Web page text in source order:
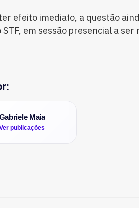
efeito imediato, a questão
STF, em sessão presencial a
Gabriele Maia
Ver publicações